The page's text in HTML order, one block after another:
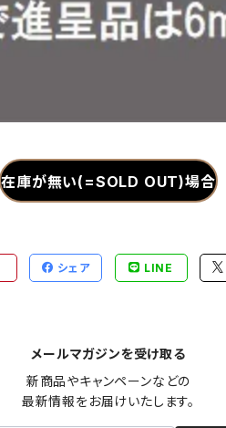
在庫が無い(=SOLD OUT)場合
シェア LINE
メールマガジンを受け取る
新商品やキャンペーンなどの
最新情報をお届けいたします。